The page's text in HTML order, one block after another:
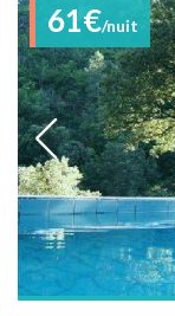
61€/nuit